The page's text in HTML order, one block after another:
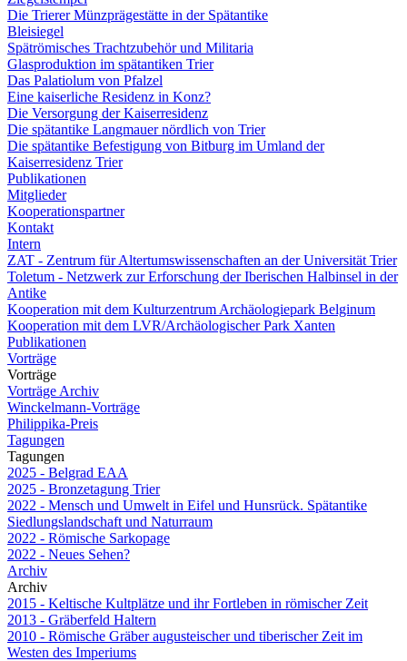
Die Trierer Münzprägestätte in der Spätantike
Bleisiegel
Spätrömisches Trachtzubehör und Militaria
Glasproduktion im spätantiken Trier
Das Palatiolum von Pfalzel
Eine kaiserliche Residenz in Konz?
Die Versorgung der Kaiserresidenz
Die spätantike Langmauer nördlich von Trier
Die spätantike Befestigung von Bitburg im Umland der
Kaiserresidenz Trier
Publikationen
Mitglieder
Kooperationspartner
Kontakt
Intern
ZAT - Zentrum für Altertumswissenschaften an der Universität Trier
Toletum - Netzwerk zur Erforschung der Iberischen Halbinsel in der
Antike
Kooperation mit dem Kulturzentrum Archäologiepark Belginum
Kooperation mit dem LVR/Archäologischer Park Xanten
Publikationen
Vorträge
Vorträge
Vorträge Archiv
Winckelmann-Vorträge
Philippika-Preis
Tagungen
Tagungen
2025 - Belgrad EAA
2025 - Bronzetagung Trier
2022 - Mensch und Umwelt in Eifel und Hunsrück. Spätantike
Siedlungslandschaft und Naturraum
2022 - Römische Sarkopage
2022 - Neues Sehen?
Archiv
Archiv
2015 - Keltische Kultplätze und ihr Fortleben in römischer Zeit
2013 - Gräberfeld Haltern
2010 - Römische Gräber augusteischer und tiberischer Zeit im
Westen des Imperiums